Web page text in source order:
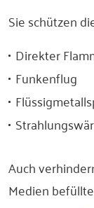
Sie schützen
Direkter
Funkenflug
Auch
Medien